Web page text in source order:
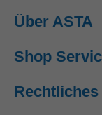
Über ASTA
Shop
Rechtliches